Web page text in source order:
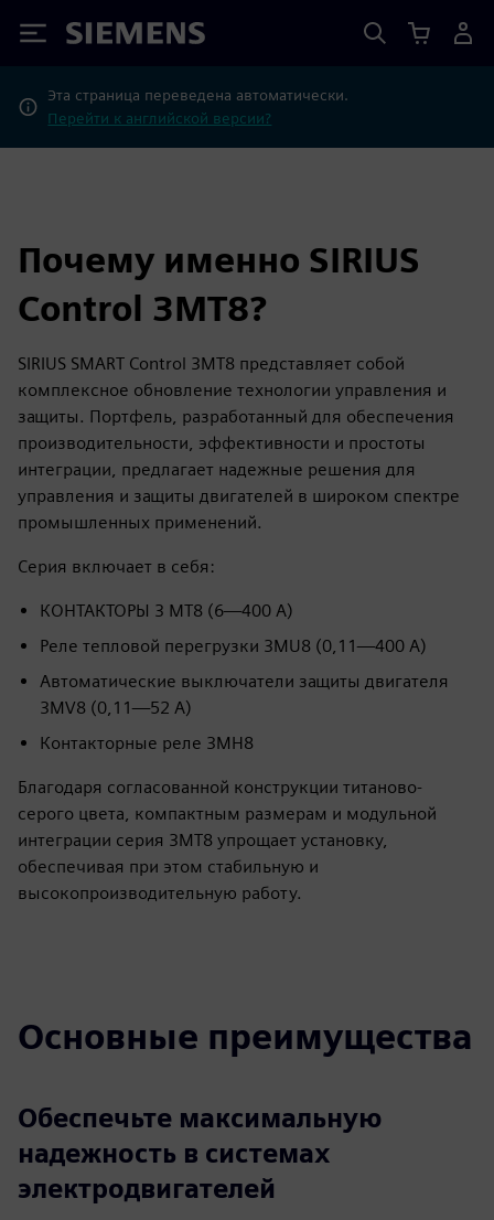
Siemens
Эта страница переведена автоматически.
Перейти к английской версии?
Почему именно SIRIUS
Control 3MT8?
SIRIUS SMART Control 3MT8 представляет собой
комплексное обновление технологии управления и
защиты. Портфель, разработанный для обеспечения
производительности, эффективности и простоты
интеграции, предлагает надежные решения для
управления и защиты двигателей в широком спектре
промышленных применений.
Серия включает в себя:
КОНТАКТОРЫ 3 МТ8 (6—400 А)
Реле тепловой перегрузки 3MU8 (0,11—400 А)
Автоматические выключатели защиты двигателя
3MV8 (0,11—52 А)
Контакторные реле 3MH8
Благодаря согласованной конструкции титаново-
серого цвета, компактным размерам и модульной
интеграции серия 3MT8 упрощает установку,
обеспечивая при этом стабильную и
высокопроизводительную работу.
Основные преимущества
Обеспечьте максимальную
надежность в системах
электродвигателей